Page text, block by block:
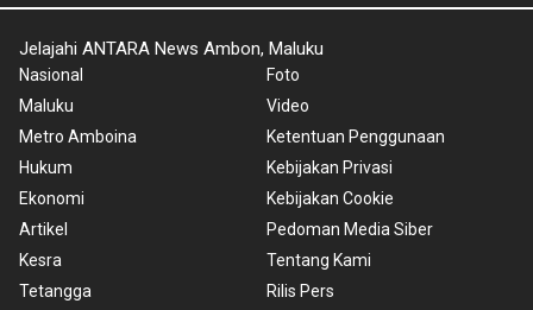
Jelajahi ANTARA News Ambon, Maluku
Nasional
Maluku
Metro Amboina
Hukum
Ekonomi
Artikel
Kesra
Tetangga
Foto
Video
Ketentuan Penggunaan
Kebijakan Privasi
Kebijakan Cookie
Pedoman Media Siber
Tentang Kami
Rilis Pers